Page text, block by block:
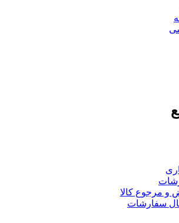
و مرجوع کالا
سفارشات